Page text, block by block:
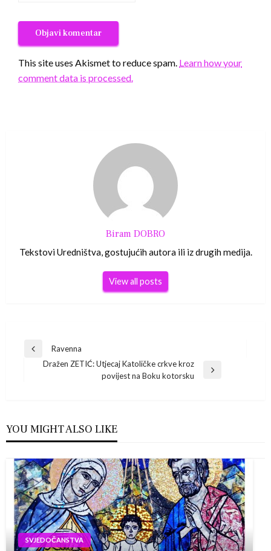
This site uses Akismet to reduce spam. Learn how your
comment data is processed.
Biram DOBRO
Tekstovi Uredništva, gostujućih autora ili iz drugih medija.
View all posts
Navigacija
Previous
Ravenna
Dražen ZETIĆ: Utjecaj Katoličke crkve kroz
povijest na Boku kotorsku
YOU MIGHT ALSO LIKE
SVJEDOČANSTVA